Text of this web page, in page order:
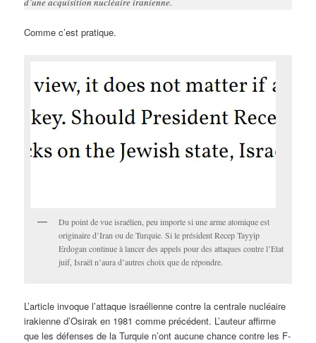
Comme c’est pratique.
Du point de vue israélien, peu importe si une arme atomique est
originaire d’Iran ou de Turquie. Si le président Recep Tayyip
Erdogan continue à lancer des appels pour des attaques contre l’Etat
juif, Israël n’aura d’autres choix que de répondre.
L’article invoque l’attaque israélienne contre la centrale nucléaire
irakienne d’Osirak en 1981 comme précédent. L’auteur affirme
que les défenses de la Turquie n’ont aucune chance contre les F-